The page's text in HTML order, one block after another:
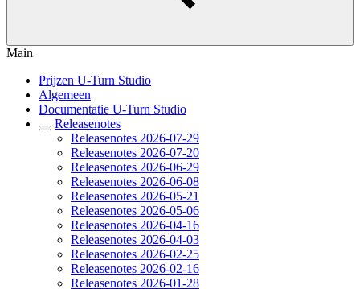
Main
Prijzen U-Turn Studio
Algemeen
Documentatie U-Turn Studio
Releasenotes
Releasenotes 2026-07-29
Releasenotes 2026-07-20
Releasenotes 2026-06-29
Releasenotes 2026-06-08
Releasenotes 2026-05-21
Releasenotes 2026-05-06
Releasenotes 2026-04-16
Releasenotes 2026-04-03
Releasenotes 2026-02-25
Releasenotes 2026-02-16
Releasenotes 2026-01-28